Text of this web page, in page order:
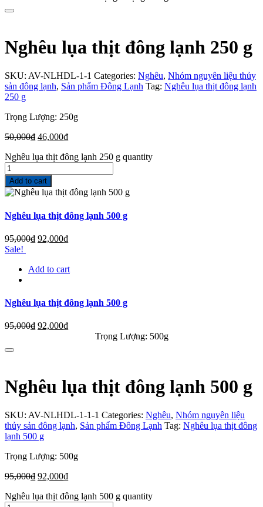
Nghêu lụa thịt đông lạnh 250 g
SKU: AV-NLHDL-1-1 Categories: Nghêu, Nhóm nguyên liệu thủy
sản đông lạnh, Sản phẩm Đông Lạnh Tag: Nghêu lụa thịt đông lạnh
250 g
Trọng Lượng: 250g
50,000₫ 46,000₫
Nghêu lụa thịt đông lạnh 250 g quantity
Add to cart
Nghêu lụa thịt đông lạnh 500 g
95,000₫ 92,000₫
Sale!
Add to cart
Nghêu lụa thịt đông lạnh 500 g
95,000₫ 92,000₫
Trọng Lượng: 500g
Nghêu lụa thịt đông lạnh 500 g
SKU: AV-NLHDL-1-1-1 Categories: Nghêu, Nhóm nguyên liệu
thủy sản đông lạnh, Sản phẩm Đông Lạnh Tag: Nghêu lụa thịt đông
lạnh 500 g
Trọng Lượng: 500g
95,000₫ 92,000₫
Nghêu lụa thịt đông lạnh 500 g quantity